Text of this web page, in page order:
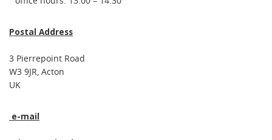
Postal Address
3 Pierrepoint Road
W3 9JR, Acton
UK
e-mail